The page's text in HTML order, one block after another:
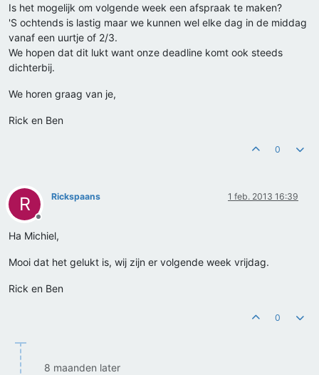
Is het mogelijk om volgende week een afspraak te maken?
'S ochtends is lastig maar we kunnen wel elke dag in de middag
vanaf een uurtje of 2/3.
We hopen dat dit lukt want onze deadline komt ook steeds
dichterbij.
We horen graag van je,
Rick en Ben
0
R
Offline
Rickspaans 1 feb. 2013 16:39
Ha Michiel,
Mooi dat het gelukt is, wij zijn er volgende week vrijdag.
Rick en Ben
0
8 maanden later